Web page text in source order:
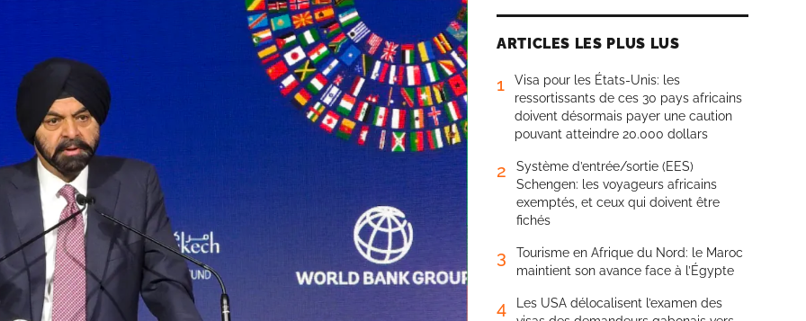
ARTICLES LES PLUS LUS
1
Visa pour les États-Unis: les
ressortissants de ces 30 pays africains
doivent désormais payer une caution
pouvant atteindre 20.000 dollars
2
Système d’entrée/sortie (EES)
Schengen: les voyageurs africains
exemptés, et ceux qui doivent être
fichés
3
Tourisme en Afrique du Nord: le Maroc
maintient son avance face à l’Égypte
4
Les USA délocalisent l’examen des